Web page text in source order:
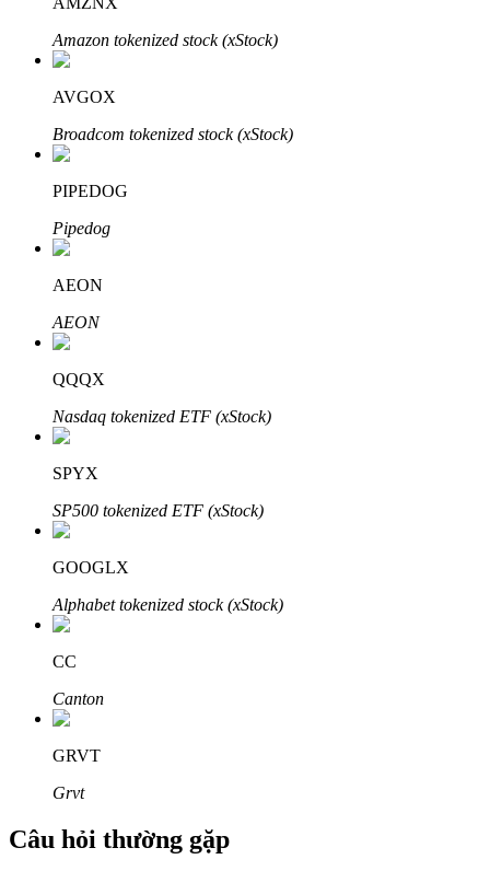
Đầu tư cố định và quản lý tài chính
Tận hưởng việc quản lý tài chính hiện tại và thu nhập lâu dài
Bitrue
Đối tác Bitrue
Đối tác Bitrue
Amazon tokenized stock (xStock)
AVGOX
Broadcom tokenized stock (xStock)
PIPEDOG
Pipedog
AEON
AEON
QQQX
Nasdaq tokenized ETF (xStock)
SPYX
SP500 tokenized ETF (xStock)
GOOGLX
Alphabet tokenized stock (xStock)
CC
Canton
GRVT
Grvt
Câu hỏi thường gặp